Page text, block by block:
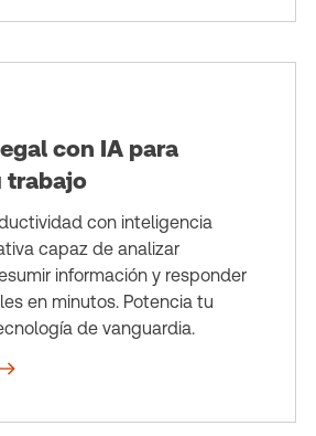
con IA para
trabajo
con inteligencia
capaz de analizar
información y responder
en minutos. Potencia tu
de vanguardia.